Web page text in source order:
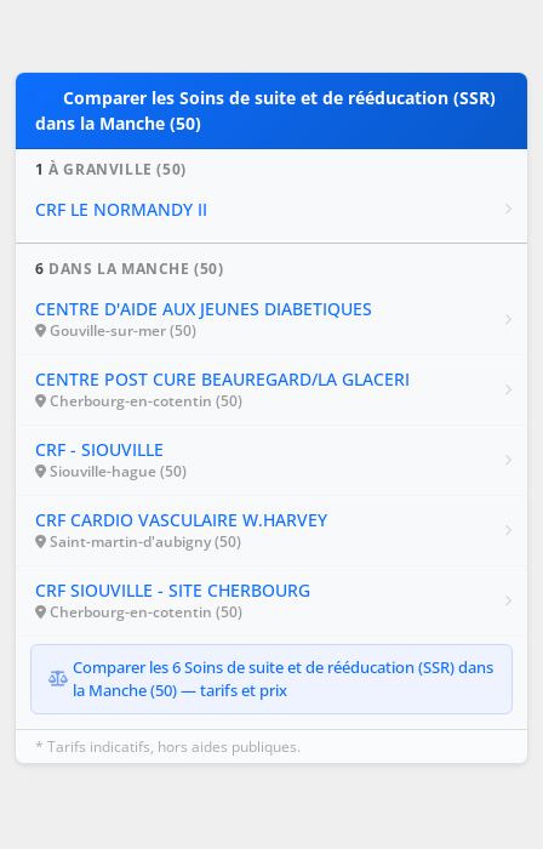
Comparer les Soins de suite et de rééducation (SSR)
dans la Manche (50)
1 À GRANVILLE (50)
CRF LE NORMANDY II
6 DANS LA MANCHE (50)
CENTRE D'AIDE AUX JEUNES DIABETIQUES
Gouville-sur-mer (50)
CENTRE POST CURE BEAUREGARD/LA GLACERI
Cherbourg-en-cotentin (50)
CRF - SIOUVILLE
Siouville-hague (50)
CRF CARDIO VASCULAIRE W.HARVEY
Saint-martin-d'aubigny (50)
CRF SIOUVILLE - SITE CHERBOURG
Cherbourg-en-cotentin (50)
Comparer les 6 Soins de suite et de rééducation (SSR) dans
la Manche (50) — tarifs et prix
* Tarifs indicatifs, hors aides publiques.